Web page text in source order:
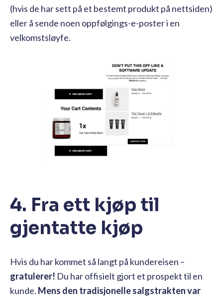
(hvis de har sett på et bestemt produkt på nettsiden)
eller å sende noen oppfølgings-e-poster i en
velkomstsløyfe.
4. Fra ett kjøp til
gjentatte kjøp
Hvis du har kommet så langt på kundereisen –
gratulerer! Du har offisielt gjort et prospekt til en
kunde. Mens den tradisjonelle salgstrakten var